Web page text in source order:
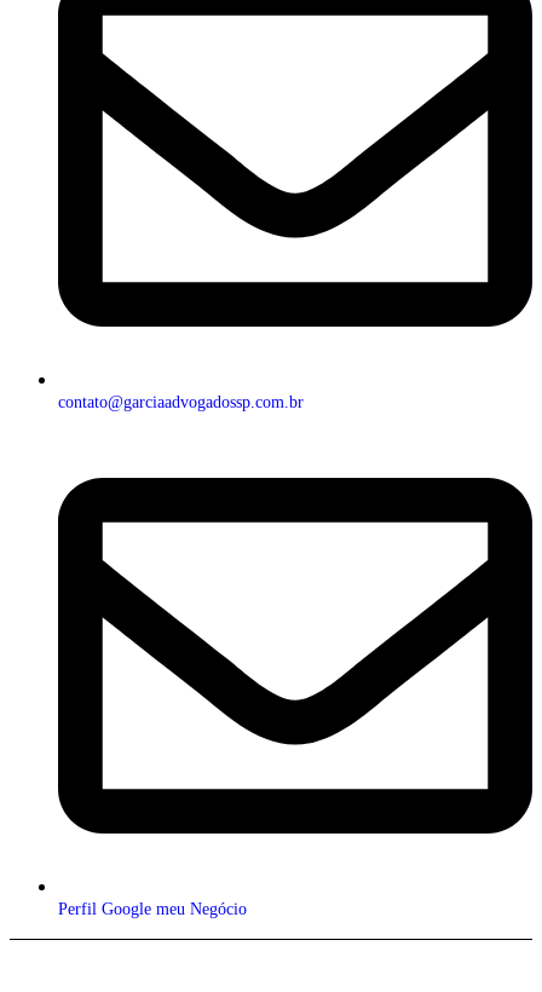
contato@garciaadvogadossp.com.br
Perfil Google meu Negócio